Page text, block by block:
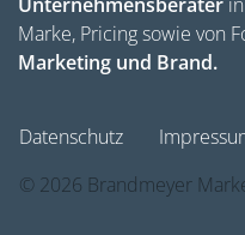
Unternehmensberater
Marke, Pricing sowie von
Marketing und Brand.
Datenschutz
© 2026 Brandmeyer